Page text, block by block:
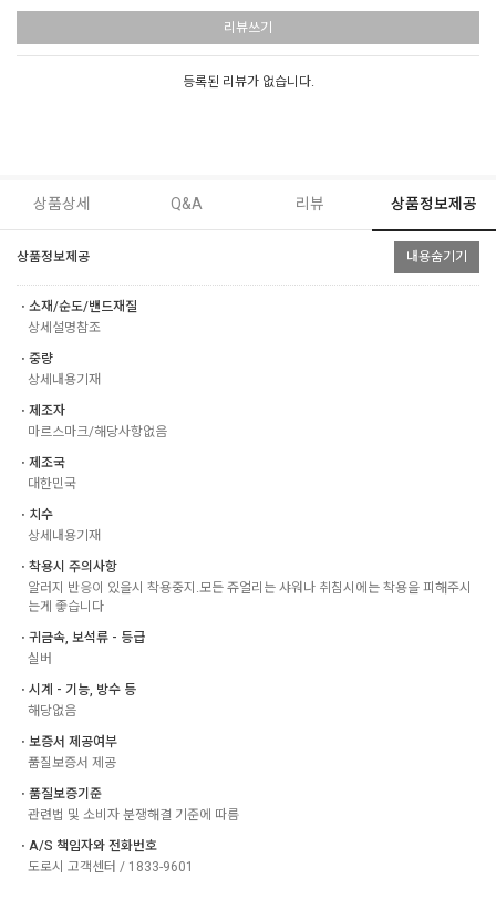
리뷰쓰기
등록된 리뷰가 없습니다.
상품상세 Q&A 리뷰 상품정보제공
상품정보제공 내용숨기기
ㆍ소재/순도/밴드재질
상세설명참조
ㆍ중량
상세내용기재
ㆍ제조자
마르스마크/해당사항없음
ㆍ제조국
대한민국
ㆍ치수
상세내용기재
ㆍ착용시 주의사항
알러지 반응이 있을시 착용중지.모든 쥬얼리는 샤워나 취침시에는 착용을 피해주시
는게 좋습니다
ㆍ귀금속, 보석류 - 등급
실버
ㆍ시계 - 기능, 방수 등
해당없음
ㆍ보증서 제공여부
품질보증서 제공
ㆍ품질보증기준
관련법 및 소비자 분쟁해결 기준에 따름
ㆍA/S 책임자와 전화번호
도로시 고객센터 / 1833-9601